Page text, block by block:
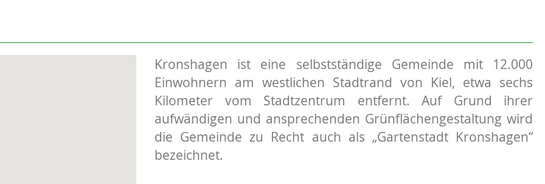
Kronshagen ist eine selbstständige Gemeinde mit 12.000
Einwohnern am westlichen Stadtrand von Kiel, etwa sechs
Kilometer vom Stadtzentrum entfernt. Auf Grund ihrer
aufwändigen und ansprechenden Grünflächengestaltung wird
die Gemeinde zu Recht auch als „Gartenstadt Kronshagen“
bezeichnet.